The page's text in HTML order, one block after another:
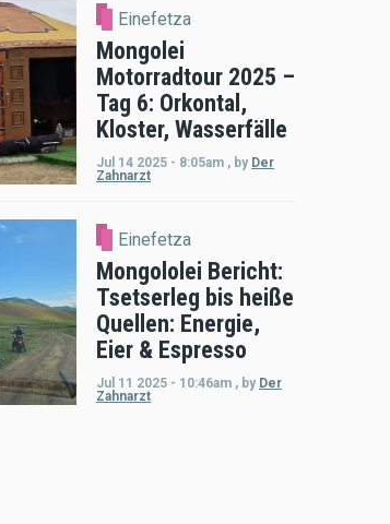
Einefetza
Mongolei
Motorradtour 2025 –
Tag 6: Orkontal,
Kloster, Wasserfälle
Jul 14 2025 - 8:05am , by Der
Zahnarzt
Einefetza
Mongololei Bericht:
Tsetserleg bis heiße
Quellen: Energie,
Eier & Espresso
Jul 11 2025 - 10:46am , by Der
Zahnarzt